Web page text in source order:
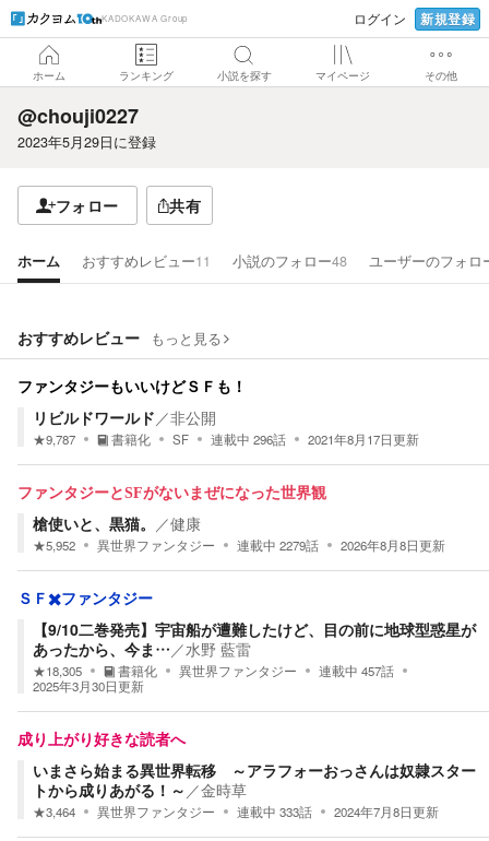
KADOKAWA Group ログイン 新規登録
ホーム ランキング 小説を探す マイページ その他
@chouji0227
2023年5月29日に登録
フォロー 共有
ホーム おすすめレビュー11 小説のフォロー48 ユーザーのフォロ
おすすめレビュー もっと見る
ファンタジーもいいけどＳＦも！
リビルドワールド／非公開
★9,787 書籍化 SF 連載中 296話 2021年8月17日更新
ファンタジーとSFがないまぜになった世界観
槍使いと、黒猫。 ／健康
★5,952 異世界ファンタジー 連載中 2279話 2026年8月8日更新
ＳＦ✖️ファンタジー
【9/10二巻発売】宇宙船が遭難したけど、目の前に地球型惑星が
あったから、今ま…／水野 藍雷
★18,305 書籍化 異世界ファンタジー 連載中 457話
2025年3月30日更新
成り上がり好きな読者へ
いまさら始まる異世界転移 ～アラフォーおっさんは奴隷スター
トから成りあがる！～ ／金時草
★3,464 異世界ファンタジー 連載中 333話 2024年7月8日更新